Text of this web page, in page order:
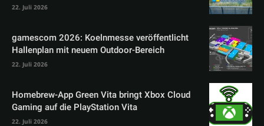
22. Juli 2026
gamescom 2026: Koelnmesse veröffentlicht
Hallenplan mit neuem Outdoor-Bereich
22. Juli 2026
Homebrew-App Green Vita bringt Xbox Cloud
Gaming auf die PlayStation Vita
22. Juli 2026